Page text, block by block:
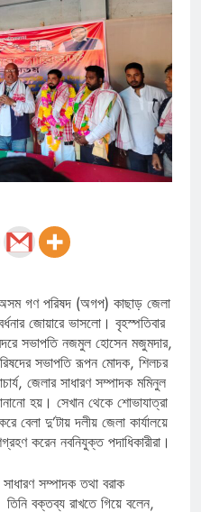
গণ পরিষদ (অগপ) কাছাড় জেলা
জোয়ারে ভাসলো। বৃহস্পতিবার
সভাপতি নজমুল হোসেন মজুমদার,
সভাপতি রূপন মোদক, শিলচর
জেলার সাধারণ সম্পাদক মমিনুল
হয়। সেখান থেকে শোভাযাত্রা
বেলা দু’টায় দলীয় জেলা কার্যালয়ে
করেন নবনিযুক্ত পদাধিকারীরা।
সম্পাদক তথা বরাক
তিনি বক্তব্য রাখতে গিয়ে বলেন,